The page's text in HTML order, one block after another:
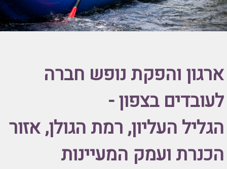
ארגון והפקת נופש חברה
לעובדים בצפון -
הגליל העליון, רמת הגולן, אזור
הכנרת ועמק המעיינות